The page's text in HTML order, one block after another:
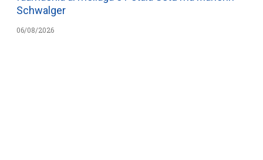
Schwalger
06/08/2026